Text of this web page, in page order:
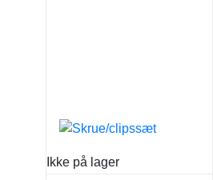
Ikke på lager